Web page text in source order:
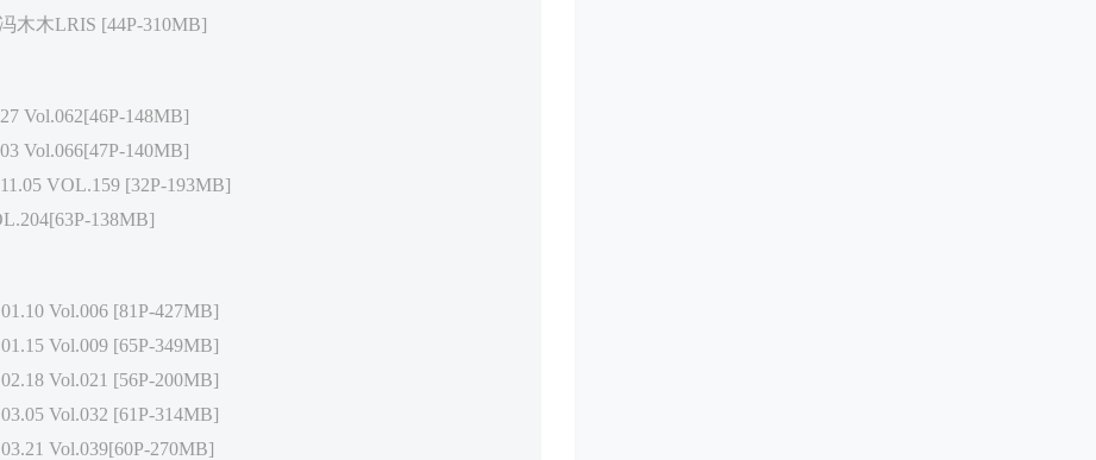
木木LRIS [44P-310MB]
Vol.062[46P-148MB]
Vol.066[47P-140MB]
VOL.159 [32P-193MB]
138MB]
Vol.006 [81P-427MB]
Vol.009 [65P-349MB]
Vol.021 [56P-200MB]
Vol.032 [61P-314MB]
Vol.039[60P-270MB]